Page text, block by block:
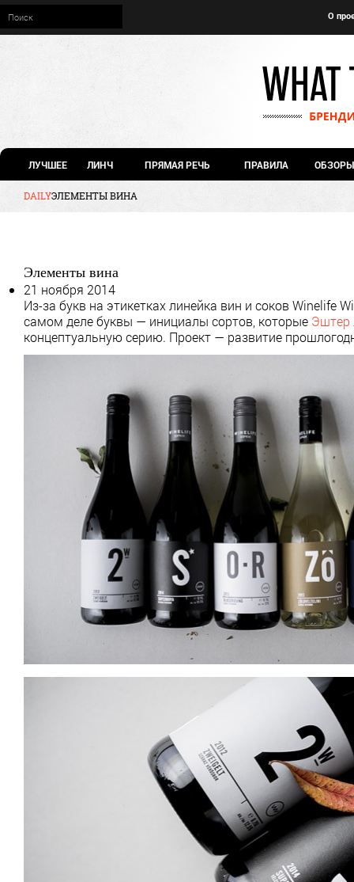
О
ЛУЧШЕЕ ЛИНЧ ПРЯМАЯ РЕЧЬ ПРАВИЛА ОБЗОРЫ
DAILYЭЛЕМЕНТЫ ВИНА
Элементы вина
21 ноября 2014
Из-за букв на этикетках линейка вин и соков Winelife
самом деле буквы — инициалы сортов, которые Эштер
концептуальную серию. Проект — развитие